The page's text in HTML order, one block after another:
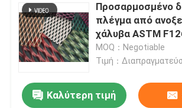
Προσαρμοσμένο
πλέγμα από
χάλυβα ASTM
στη διάβρωση
MOQ：Negotiable
Τιμή：
Καλύτερη τιμή